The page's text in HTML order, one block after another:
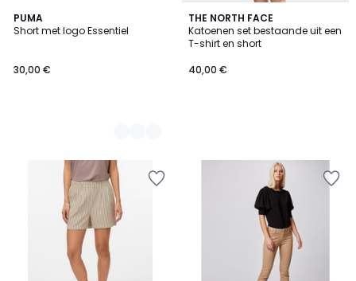
PUMA
Short met logo Essentiel
30,00 €
4
Kleuren
THE NORTH FACE
Katoenen set bestaande uit een
T-shirt en short
40,00 €